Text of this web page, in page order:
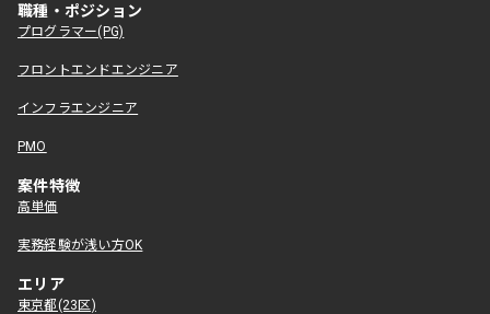
職種・ポジション
プログラマー(PG)
フロントエンドエンジニア
インフラエンジニア
PMO
案件特徴
高単価
実務経験が浅い方OK
エリア
東京都(23区)